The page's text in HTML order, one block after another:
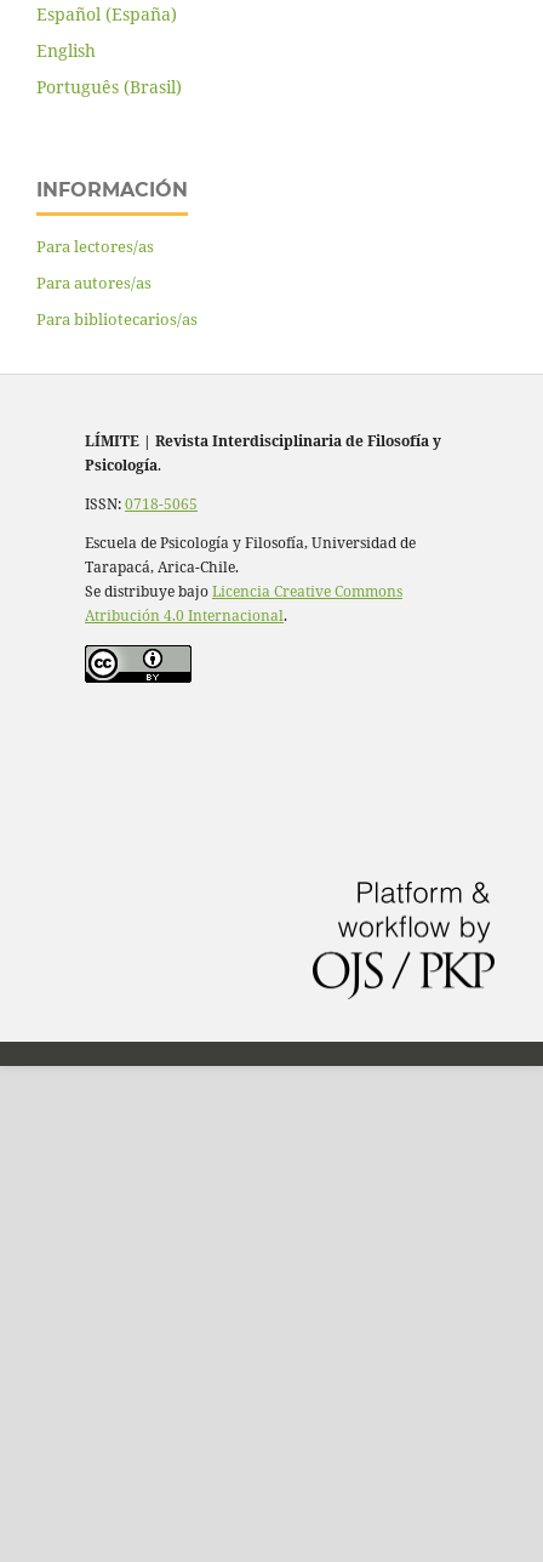
Español (España)
English
Português (Brasil)
INFORMACIÓN
Para lectores/as
Para autores/as
Para bibliotecarios/as
LÍMITE | Revista Interdisciplinaria de Filosofía y
Psicología.
ISSN:0718-5065
Escuela de Psicología y Filosofía, Universidad de
Tarapacá, Arica-Chile.
Se distribuye bajoLicencia Creative Commons
Atribución 4.0 Internacional.